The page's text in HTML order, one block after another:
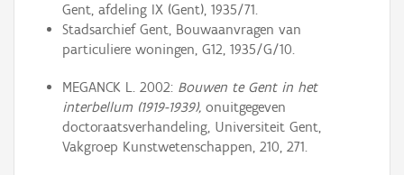
Gent, afdeling IX (Gent), 1935/71.
Stadsarchief Gent, Bouwaanvragen van
particuliere woningen, G12, 1935/G/10.
MEGANCK L. 2002: Bouwen te Gent in het
interbellum (1919-1939),onuitgegeven
doctoraatsverhandeling, Universiteit Gent,
Vakgroep Kunstwetenschappen, 210, 271.